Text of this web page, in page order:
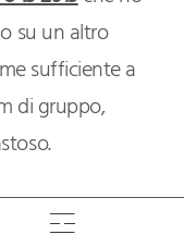
su un altro
sufficiente a
di gruppo,